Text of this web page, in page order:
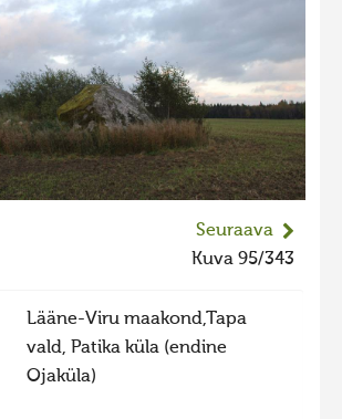
2024
lisä
2024
2023
lisä
2023
2022
2022
2021
Seuraava
Kuva 95/343
Lääne-Viru maakond,Tapa
vald, Patika küla (endine
Ojaküla)